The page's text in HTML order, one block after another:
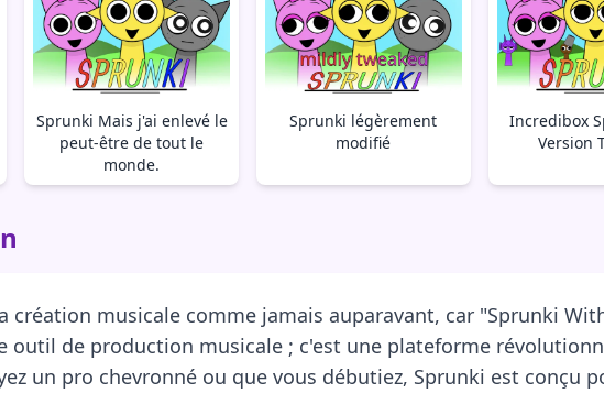
Sprunki Mais j'ai enlevé le
peut-être de tout le
monde.
Sprunki légèrement
modifié
Incredibox
Version
création musicale comme jamais auparavant, car "Sprunki
outil de production musicale ; c'est une plateforme
un pro chevronné ou que vous débutiez, Sprunki est conçu